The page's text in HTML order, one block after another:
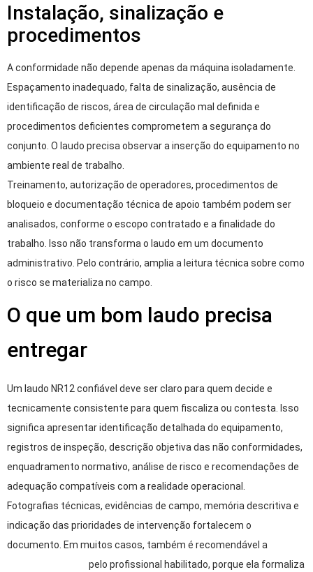
Instalação, sinalização e
procedimentos
A conformidade não depende apenas da máquina isoladamente.
Espaçamento inadequado, falta de sinalização, ausência de
identificação de riscos, área de circulação mal definida e
procedimentos deficientes comprometem a segurança do
conjunto. O laudo precisa observar a inserção do equipamento no
ambiente real de trabalho.
Treinamento, autorização de operadores, procedimentos de
bloqueio e documentação técnica de apoio também podem ser
analisados, conforme o escopo contratado e a finalidade do
trabalho. Isso não transforma o laudo em um documento
administrativo. Pelo contrário, amplia a leitura técnica sobre como
o risco se materializa no campo.
O que um bom laudo precisa
entregar
Um laudo NR12 confiável deve ser claro para quem decide e
tecnicamente consistente para quem fiscaliza ou contesta. Isso
significa apresentar identificação detalhada do equipamento,
registros de inspeção, descrição objetiva das não conformidades,
enquadramento normativo, análise de risco e recomendações de
adequação compatíveis com a realidade operacional.
Fotografias técnicas, evidências de campo, memória descritiva e
indicação das prioridades de intervenção fortalecem o
documento. Em muitos casos, também é recomendável a
pelo profissional habilitado, porque ela formaliza